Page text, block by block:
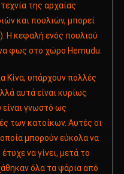
της αρχαίας
και πουλιών, μπορεί
Η κεφαλή ενός πουλιού
φως στο χώρο Hemudu.
Κίνα, υπάρχουν πολλές
αυτά είναι κυρίως
γνωστό ως
των κατοίκων. Αυτές οι
μπορούν εύκολα να
να γίνει, μετά το
όλα τα ψάρια από